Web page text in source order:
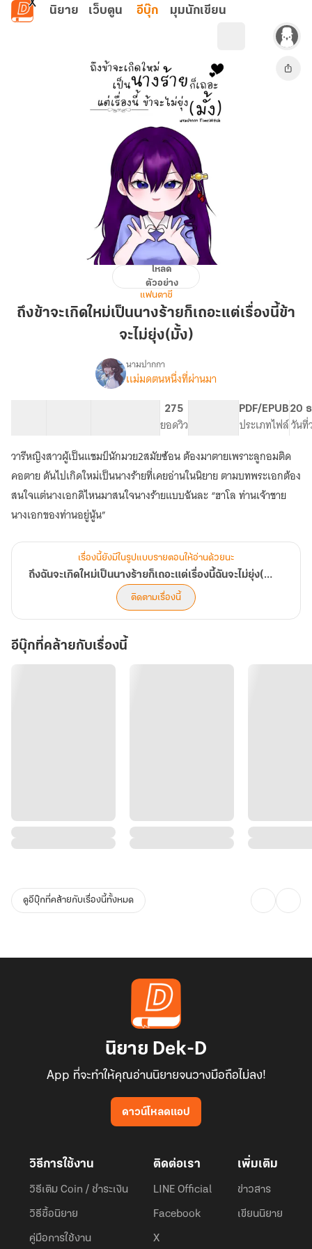
ข้ามไปยังเนื้อหาหลัก
นิยาย เว็บตูน อีบุ๊ก มุมนักเขียน
จะ
เป็น
นาง
ร้าย
แต่
เรื่อง
นี้
ข้า
จะ
ไม่
ยุ่ง(มั้ง)
โหลด
ตัวอย่าง
แฟนตาซี
ถึงข้าจะเกิดใหม่เป็นนางร้ายก็เถอะแต่เรื่องนี้ข้า
จะไม่ยุ่ง(มั้ง)
เรื่อง
ฉัน
จะ
เกิด
ใหม่
เป็น
นาง
ร้าย
ก็
เรื่อง
นี้
ฉัน
จะ
ไม่
ยุ่ง(มั้ง)
นามปากกา
เเม่มดตนหนึ่งที่ผ่านมา
275
ยอดวิว
PDF/EPUB
ประเภทไฟล์
20
วันที่
วารีหญิงสาวผู้เป็นแชมป์นักมวย2สมัยซ้อน ต้องมาตายเพราะลูกอมติด
คอตาย ดันไปเกิดใหม่เป็นนางร้ายที่เคยอ่านในนิยาย ตามบทพระเอกต้อง
สนใจแต่นางเอกดิไหนมาสนใจนางร้ายแบบฉันละ “ฮาโล ท่านเจ้าชาย
เรื่องนี้ยังมีในรูปแบบรายตอนให้อ่านด้วยนะ
ถึงฉันจะเกิดใหม่เป็นนางร้ายก็เถอะแต่เรื่องนี้ฉันจะไม่ยุ่ง(มั้ง) จบ
ติดตามเรื่องนี้
อีบุ๊กที่คล้ายกับเรื่องนี้
ดูอีบุ๊กที่คล้ายกับเรื่องนี้ทั้งหมด
นิยาย Dek-D
App ที่จะทำให้คุณอ่านนิยายจนวางมือถือไม่ลง!
ดาวน์โหลดแอป
วิธีการใช้งาน
วิธีเติม Coin / ชำระเงิน
วิธีซื้อนิยาย
คู่มือการใช้งาน
ติดต่อเรา
LINE Official
Facebook
X
เพิ่มเติม
ข่าวสาร
เขียนนิยาย